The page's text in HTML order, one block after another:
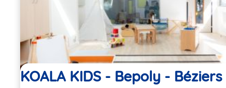
KOALA KIDS - Bepoly - Béziers